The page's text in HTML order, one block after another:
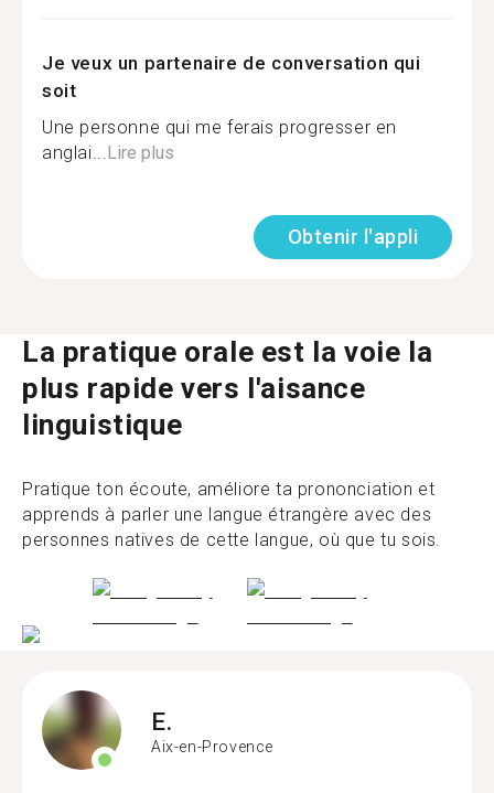
Je veux un partenaire de conversation qui
soit
Une personne qui me ferais progresser en
anglai...Lire plus
Obtenir l'appli
La pratique orale est la voie la
plus rapide vers l'aisance
linguistique
Pratique ton écoute, améliore ta prononciation et
apprends à parler une langue étrangère avec des
personnes natives de cette langue, où que tu sois.
E.
Aix-en-Provence